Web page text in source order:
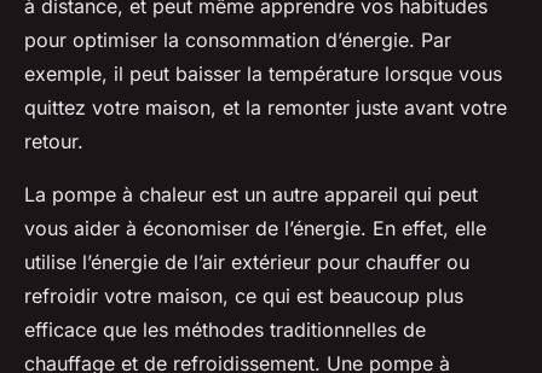
à distance, et peut même apprendre vos habitudes
pour optimiser la consommation d’énergie. Par
exemple, il peut baisser la température lorsque vous
quittez votre maison, et la remonter juste avant votre
retour.
La pompe à chaleur est un autre appareil qui peut
vous aider à économiser de l’énergie. En effet, elle
utilise l’énergie de l’air extérieur pour chauffer ou
refroidir votre maison, ce qui est beaucoup plus
efficace que les méthodes traditionnelles de
chauffage et de refroidissement. Une pompe à